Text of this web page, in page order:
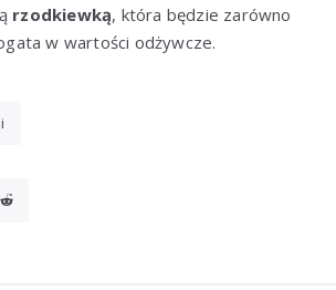
rzodkiewką, która będzie zarówno
w wartości odżywcze.